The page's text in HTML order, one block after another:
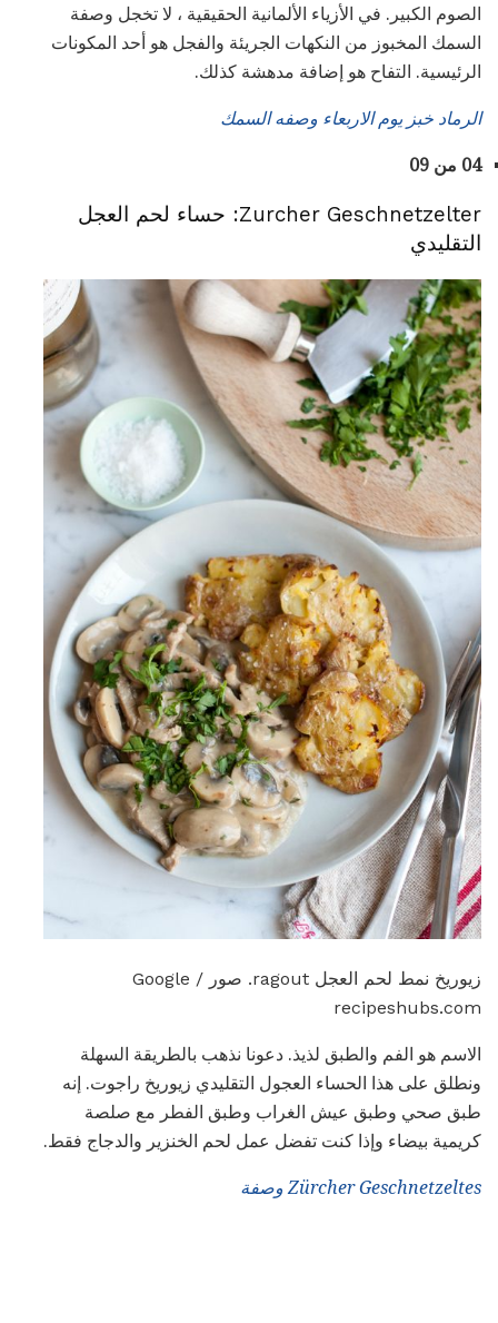
الصوم الكبير. في الأزياء الألمانية الحقيقية ، لا تخجل وصفة
السمك المخبوز من النكهات الجريئة والفجل هو أحد المكونات
الرئيسية. التفاح هو إضافة مدهشة كذلك.
الرماد خبز يوم الاربعاء وصفه السمك
04 من 09
Zurcher Geschnetzelter: حساء لحم العجل
التقليدي
زيوريخ نمط لحم العجل ragout. صور Google /
recipeshubs.com
الاسم هو الفم والطبق لذيذ. دعونا نذهب بالطريقة السهلة
ونطلق على هذا الحساء العجول التقليدي زيوريخ راجوت. إنه
طبق صحي وطبق عيش الغراب وطبق الفطر مع صلصة
كريمية بيضاء وإذا كنت تفضل عمل لحم الخنزير والدجاج فقط.
Zürcher Geschnetzeltes وصفة